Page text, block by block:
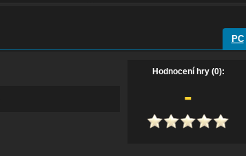
PC
Hodnocení hry (0):
-